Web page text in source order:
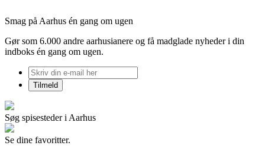
Smag på Aarhus én gang om ugen
Gør som 6.000 andre aarhusianere og få madglade nyheder i din
indboks én gang om ugen.
Søg spisesteder i Aarhus
Se dine favoritter.